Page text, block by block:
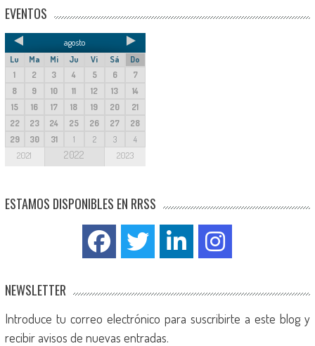
EVENTOS
agosto
Lu Ma Mi Ju Vi Sá
Do
1
2 3 4 5 6
7
8
9 10 11 12 13
14
15
16 17 18 19 20
21
22
23 24 25 26 27
28
29
30 31 1 2 3 4
2021 2022 2023
ESTAMOS DISPONIBLES EN RRSS
NEWSLETTER
Introduce tu correo electrónico para suscribirte a este blog y
recibir avisos de nuevas entradas.